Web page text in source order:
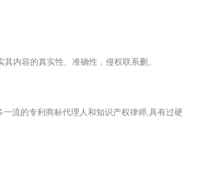
内容的真实性、准确性，侵权联系删。
流的专利商标代理人和知识产权律师,具有过硬